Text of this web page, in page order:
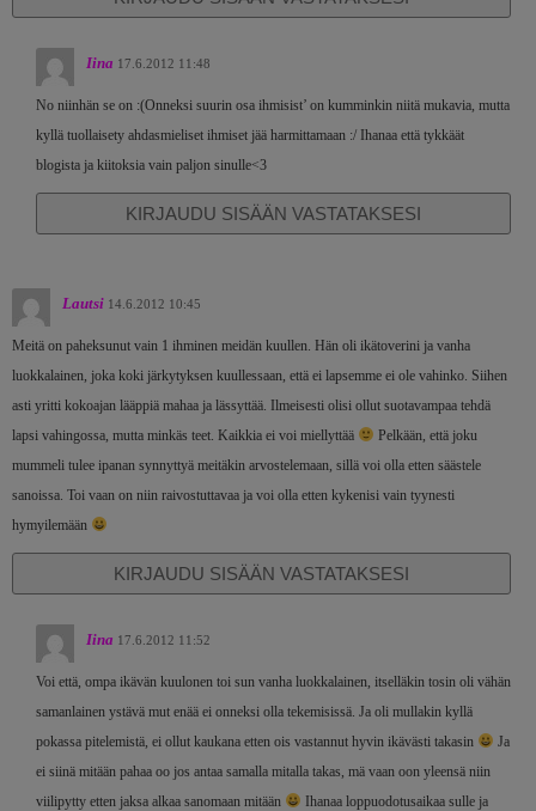
Iina 17.6.2012 11:48
No niinhän se on :(Onneksi suurin osa ihmisist’ on kumminkin niitä mukavia, mutta
kyllä tuollaisety ahdasmieliset ihmiset jää harmittamaan :/ Ihanaa että tykkäät
blogista ja kiitoksia vain paljon sinulle<3
KIRJAUDU SISÄÄN VASTATAKSESI
Lautsi 14.6.2012 10:45
Meitä on paheksunut vain 1 ihminen meidän kuullen. Hän oli ikätoverini ja vanha
luokkalainen, joka koki järkytyksen kuullessaan, että ei lapsemme ei ole vahinko. Siihen
asti yritti kokoajan lääppiä mahaa ja lässyttää. Ilmeisesti olisi ollut suotavampaa tehdä
lapsi vahingossa, mutta minkäs teet. Kaikkia ei voi miellyttää
Pelkään, että joku
mummeli tulee ipanan synnyttyä meitäkin arvostelemaan, sillä voi olla etten säästele
sanoissa. Toi vaan on niin raivostuttavaa ja voi olla etten kykenisi vain tyynesti
hymyilemään
KIRJAUDU SISÄÄN VASTATAKSESI
Iina 17.6.2012 11:52
Voi että, ompa ikävän kuulonen toi sun vanha luokkalainen, itselläkin tosin oli vähän
samanlainen ystävä mut enää ei onneksi olla tekemisissä. Ja oli mullakin kyllä
pokassa pitelemistä, ei ollut kaukana etten ois vastannut hyvin ikävästi takasin
Ja
ei siinä mitään pahaa oo jos antaa samalla mitalla takas, mä vaan oon yleensä niin
viilipytty etten jaksa alkaa sanomaan mitään
Ihanaa loppuodotusaikaa sulle ja